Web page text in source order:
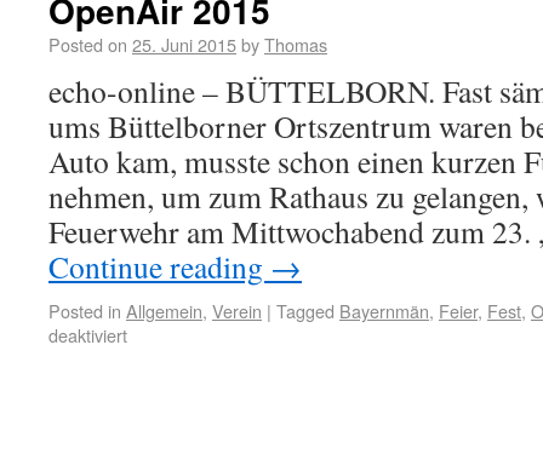
OpenAir 2015
Posted on 25. Juni 2015byThomas
echo-online – BÜTTELBORN. Fast
ums Büttelborner Ortszentrum waren
Auto kam, musste schon einen kurzen
nehmen, um zum Rathaus zu
Feuerwehr am Mittwochabend zum
Continue reading →
Posted in Allgemein, Verein | Tagged Bayernmän, Feier, Fest,
deaktiviert